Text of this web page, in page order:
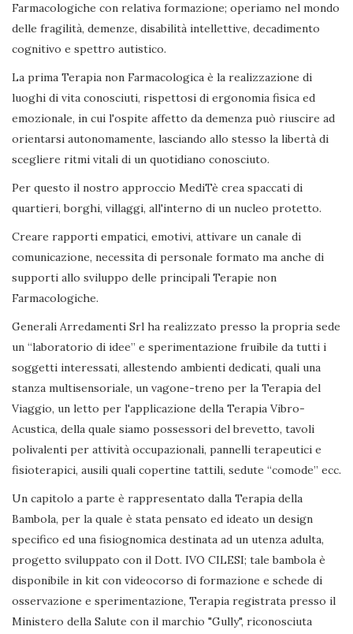
Farmacologiche con relativa formazione; operiamo nel mondo
delle fragilità, demenze, disabilità intellettive, decadimento
cognitivo e spettro autistico.
La prima Terapia non Farmacologica è la realizzazione di
luoghi di vita conosciuti, rispettosi di ergonomia fisica ed
emozionale, in cui l'ospite affetto da demenza può riuscire ad
orientarsi autonomamente, lasciando allo stesso la libertà di
scegliere ritmi vitali di un quotidiano conosciuto.
Per questo il nostro approccio MediTè crea spaccati di
quartieri, borghi, villaggi, all'interno di un nucleo protetto.
Creare rapporti empatici, emotivi, attivare un canale di
comunicazione, necessita di personale formato ma anche di
supporti allo sviluppo delle principali Terapie non
Farmacologiche.
Generali Arredamenti Srl ha realizzato presso la propria sede
un “laboratorio di idee” e sperimentazione fruibile da tutti i
soggetti interessati, allestendo ambienti dedicati, quali una
stanza multisensoriale, un vagone-treno per la Terapia del
Viaggio, un letto per l'applicazione della Terapia Vibro-
Acustica, della quale siamo possessori del brevetto, tavoli
polivalenti per attività occupazionali, pannelli terapeutici e
fisioterapici, ausili quali copertine tattili, sedute “comode” ecc.
Un capitolo a parte è rappresentato dalla Terapia della
Bambola, per la quale è stata pensato ed ideato un design
specifico ed una fisiognomica destinata ad un utenza adulta,
progetto sviluppato con il Dott. IVO CILESI; tale bambola è
disponibile in kit con videocorso di formazione e schede di
osservazione e sperimentazione, Terapia registrata presso il
Ministero della Salute con il marchio "Gully", riconosciuta